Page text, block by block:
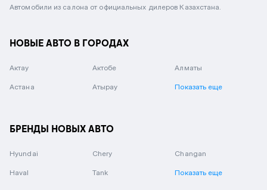
Автомобили из салона от официальных дилеров Казахстана.
НОВЫЕ АВТО В ГОРОДАХ
Актау Актобе Алматы
Астана Атырау Показать еще
БРЕНДЫ НОВЫХ АВТО
Hyundai Chery Changan
Haval Tank Показать еще